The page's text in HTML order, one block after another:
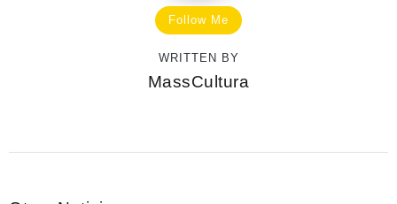
Follow Me
WRITTEN BY
MassCultura